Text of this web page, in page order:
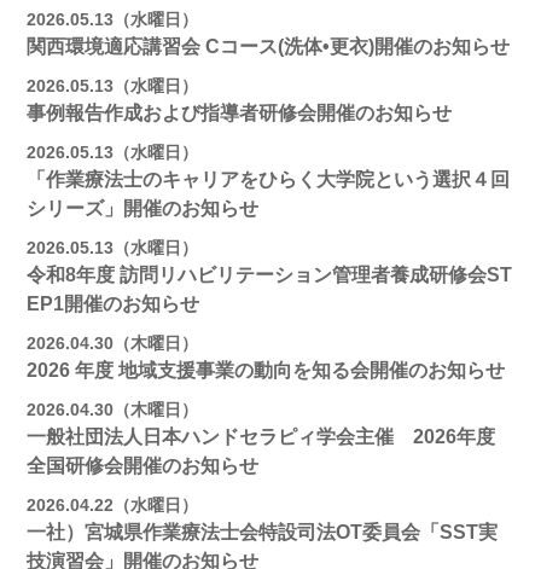
2026.05.13（水曜日）
関西環境適応講習会 Cコース(洗体•更衣)開催のお知らせ
2026.05.13（水曜日）
事例報告作成および指導者研修会開催のお知らせ
2026.05.13（水曜日）
「作業療法士のキャリアをひらく大学院という選択４回
シリーズ」開催のお知らせ
2026.05.13（水曜日）
令和8年度 訪問リハビリテーション管理者養成研修会ST
EP1開催のお知らせ
2026.04.30（木曜日）
2026 年度 地域支援事業の動向を知る会開催のお知らせ
2026.04.30（木曜日）
一般社団法人日本ハンドセラピィ学会主催 2026年度
全国研修会開催のお知らせ
2026.04.22（水曜日）
一社）宮城県作業療法士会特設司法OT委員会「SST実
技演習会」開催のお知らせ